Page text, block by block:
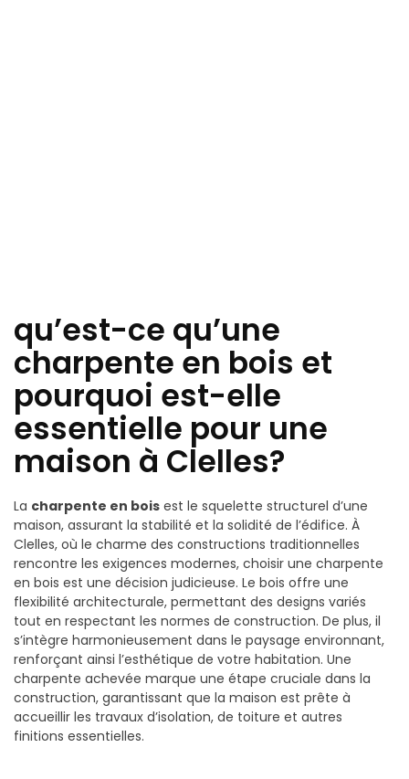
qu’est-ce qu’une
charpente en bois et
pourquoi est-elle
essentielle pour une
maison à Clelles?
La charpente en bois est le squelette structurel d’une
maison, assurant la stabilité et la solidité de l’édifice. À
Clelles, où le charme des constructions traditionnelles
rencontre les exigences modernes, choisir une charpente
en bois est une décision judicieuse. Le bois offre une
flexibilité architecturale, permettant des designs variés
tout en respectant les normes de construction. De plus, il
s’intègre harmonieusement dans le paysage environnant,
renforçant ainsi l’esthétique de votre habitation. Une
charpente achevée marque une étape cruciale dans la
construction, garantissant que la maison est prête à
accueillir les travaux d’isolation, de toiture et autres
finitions essentielles.